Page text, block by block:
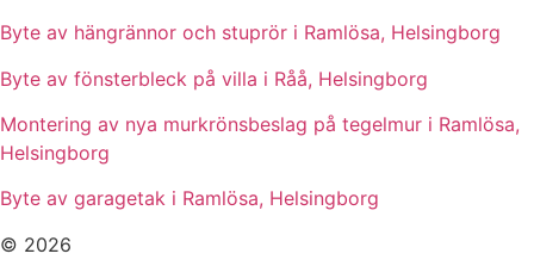
Byte av hängrännor och stuprör i Ramlösa, Helsingborg
Byte av fönsterbleck på villa i Råå, Helsingborg
Montering av nya murkrönsbeslag på tegelmur i Ramlösa,
Helsingborg
Byte av garagetak i Ramlösa, Helsingborg
© 2026